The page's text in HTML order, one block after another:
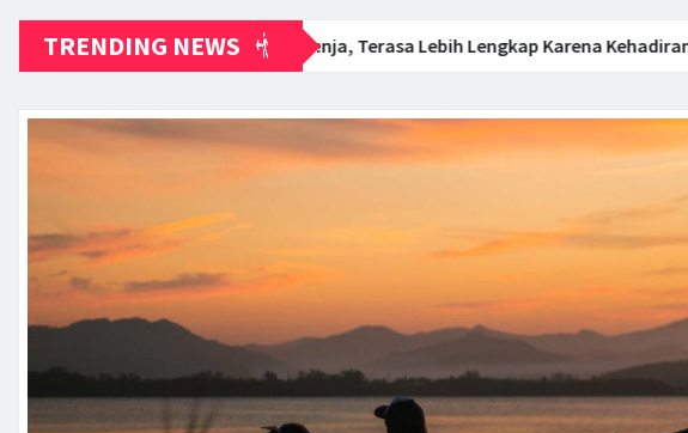
TRENDING NEWS
Setiap Senja, Terasa Lebih Lengkap Karena Kehadiranmu dan Cintamu